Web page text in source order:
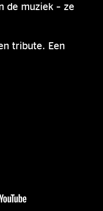
de muziek – ze
tribute. Een